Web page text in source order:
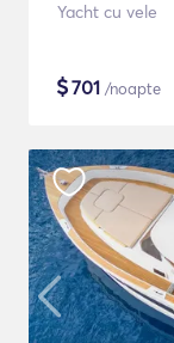
Yacht cu vele
$701 /noapte